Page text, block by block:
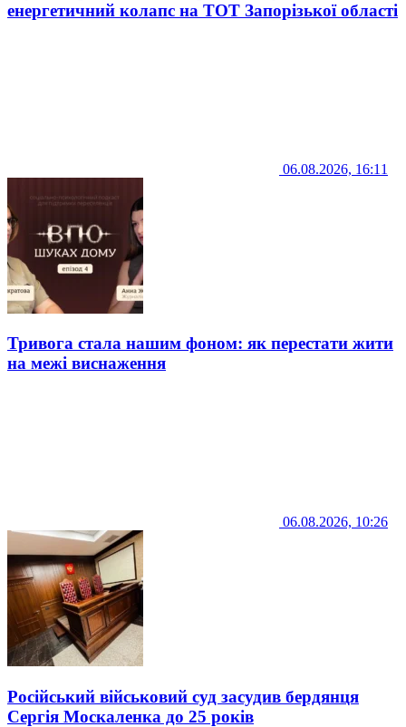
енергетичний колапс на ТОТ Запорізької області
06.08.2026, 16:11
Тривога стала нашим фоном: як перестати жити
на межі виснаження
06.08.2026, 10:26
Російський військовий суд засудив бердянця
Сергія Москаленка до 25 років